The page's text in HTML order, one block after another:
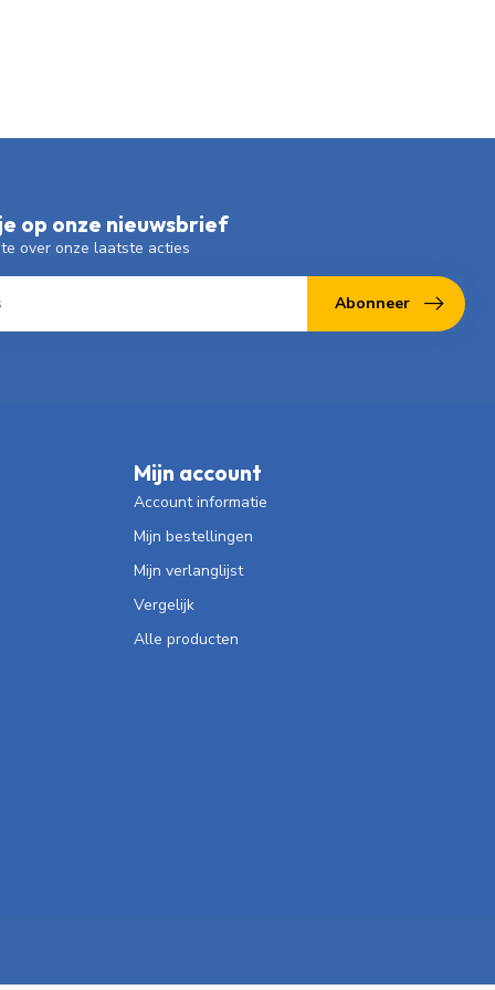
op onze nieuwsbrief
over onze laatste acties
Abonneer
Mijn account
Account informatie
Mijn bestellingen
Mijn verlanglijst
Vergelijk
Alle producten